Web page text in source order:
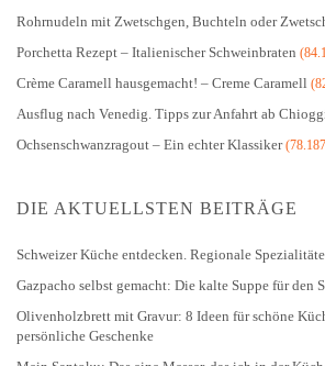
Rohrnudeln mit Zwetschgen, Buchteln oder
Porchetta Rezept – Italienischer Schweinbraten
Crème Caramell hausgemacht! – Creme Caramell
Ausflug nach Venedig. Tipps zur Anfahrt ab
Ochsenschwanzragout – Ein echter Klassiker
DIE AKTUELLSTEN BEITRÄGE
Schweizer Küche entdecken. Regionale
Gazpacho selbst gemacht: Die kalte Suppe für den
Olivenholzbrett mit Gravur: 8 Ideen für schöne
persönliche Geschenke